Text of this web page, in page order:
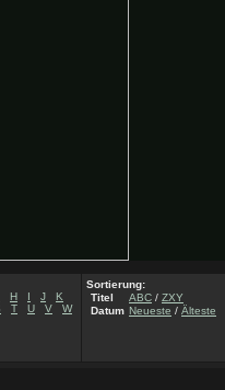
H I J
K
T U V
W
Sortierung:
Titel
ABC / ZXY
Datum Neueste / Älteste